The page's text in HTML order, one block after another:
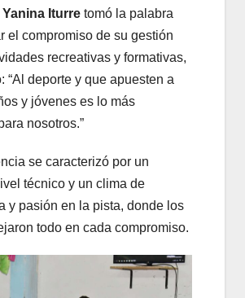
Iturre tomó la palabra
el compromiso de su gestión
recreativas y formativas,
“Al deporte y que apuesten a
y jóvenes es lo más
nosotros.”
se caracterizó por un
técnico y un clima de
y pasión en la pista, donde los
todo en cada compromiso.